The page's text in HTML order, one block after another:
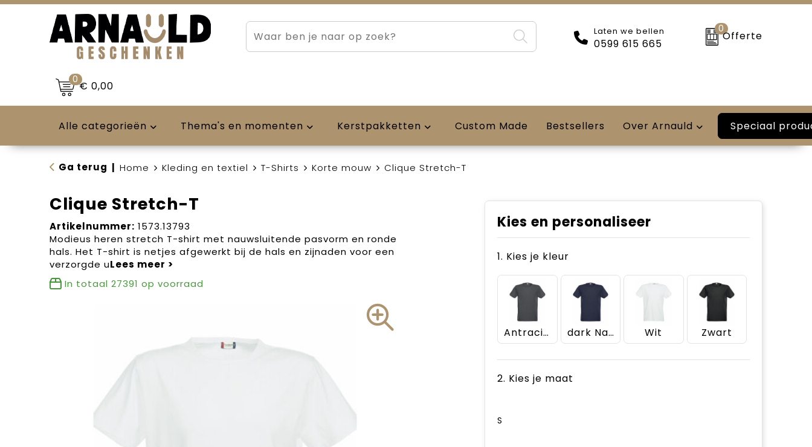
Laten we bellen
0599 615 665
0
Offerte
0€ 0,00
Alle categorieën Thema's en momenten Kerstpakketten Custom Made Bestsellers Over Arnauld Speciaal
Ga terug Home Kleding en textiel T-Shirts Korte mouw Clique Stretch-T
Clique Stretch-T
Artikelnummer: 1573.13793
Modieus heren stretch T-shirt met nauwsluitende pasvorm en ronde
hals. Het T-shirt is netjes afgewerkt bij de hals en zijnaden voor een
verzorgde u
In totaal 27391 op voorraad
Kies en personaliseer
1. Kies je kleur
Antraciet Melange dark Navy Wit Zwart
2. Kies je maat
S